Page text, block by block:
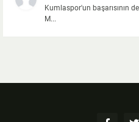
Kumlaspor'un başarısının
M...